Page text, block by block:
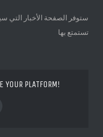
ستوفر الصفحة الأخبار التي
تستمتع بها
YOUR PLATFORM!